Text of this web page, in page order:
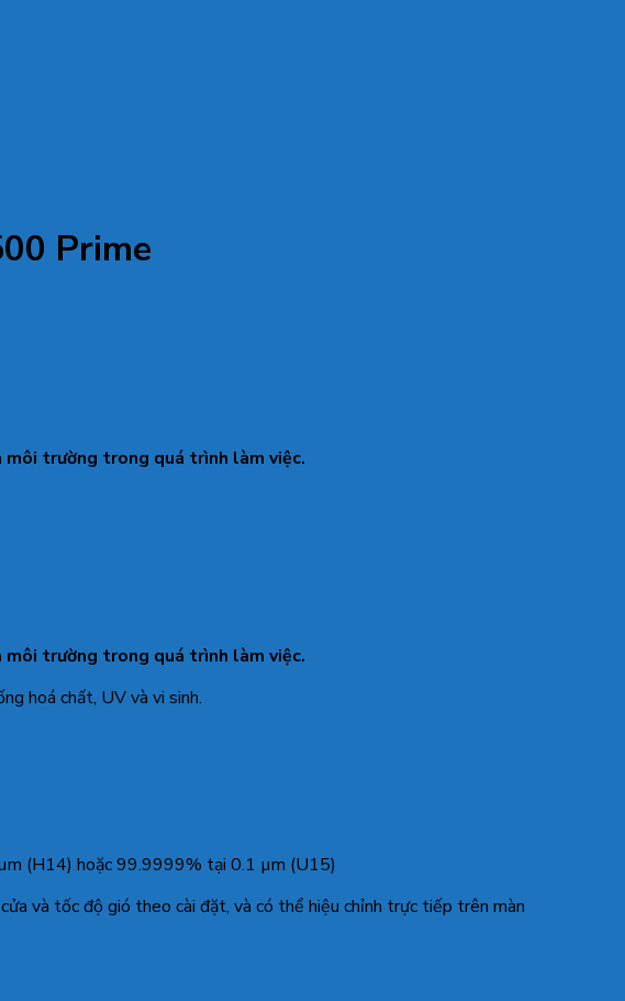
Prime
môi trường trong quá trình làm việc.
môi trường trong quá trình làm việc.
hoá chất, UV và vi sinh.
(H14) hoặc 99.9999% tại 0.1 µm (U15)
và tốc độ gió theo cài đặt, và có thể hiệu chỉnh trực tiếp trên màn